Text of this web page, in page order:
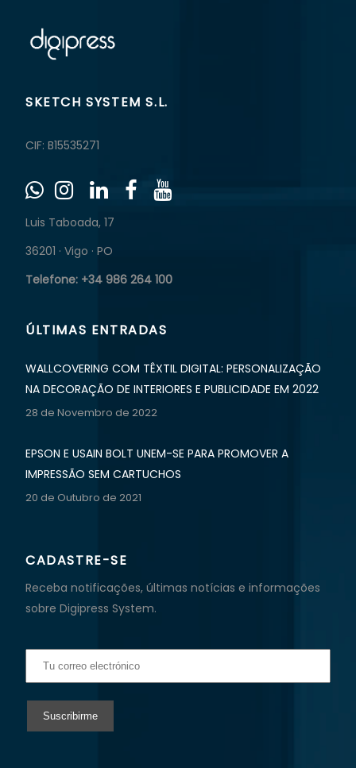
SKETCH SYSTEM S.L.
CIF: B15535271
Luis Taboada, 17
36201 · Vigo · PO
Telefone: +34 986 264 100
ÚLTIMAS ENTRADAS
WALLCOVERING COM TÊXTIL DIGITAL: PERSONALIZAÇÃO
NA DECORAÇÃO DE INTERIORES E PUBLICIDADE EM 2022
28 de Novembro de 2022
EPSON E USAIN BOLT UNEM-SE PARA PROMOVER A
IMPRESSÃO SEM CARTUCHOS
20 de Outubro de 2021
CADASTRE-SE
Receba notificações, últimas notícias e informações
sobre Digipress System.